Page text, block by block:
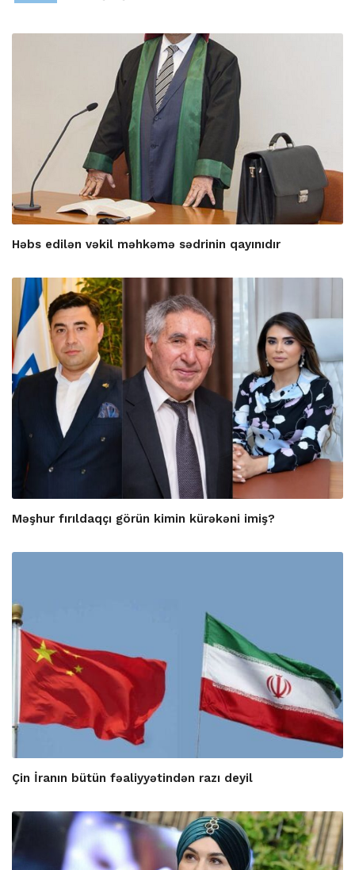
Həbs edilən vəkil məhkəmə sədrinin qayınıdır
Məşhur fırıldaqçı görün kimin kürəkəni imiş?
Çin İranın bütün fəaliyyətindən razı deyil